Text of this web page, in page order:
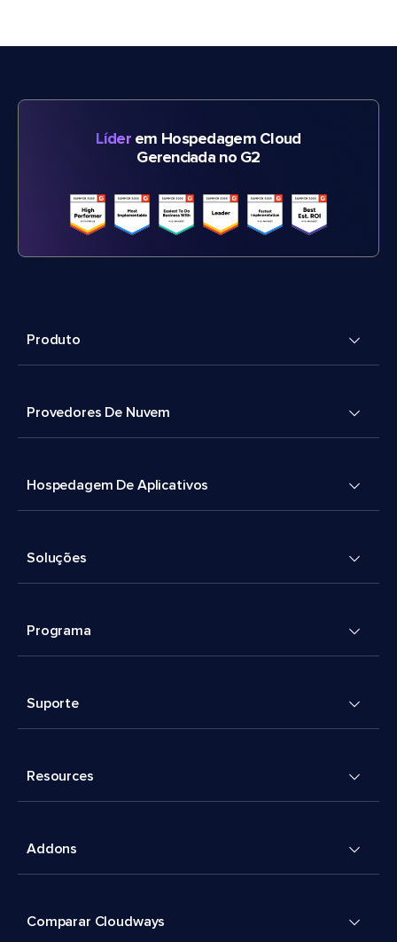
Líderem Hospedagem Cloud
Gerenciada no G2
Produto
Provedores De Nuvem
Hospedagem De Aplicativos
Soluções
Programa
Suporte
Resources
Addons
Comparar Cloudways